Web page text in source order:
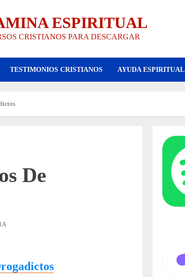
ESPIRITUAL
CRISTIANOS PARA DESCARGAR
TESTIMONIOS CRISTIANOS AYUDA ESPIRITUAL
De